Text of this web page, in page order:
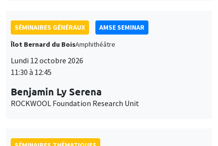
SÉMINAIRES GÉNÉRAUX
AMSE SEMINAR
Îlot Bernard du Bois
Amphithéâtre
Lundi 12 octobre 2026
11:30 à 12:45
Benjamin Ly Serena
ROCKWOOL Foundation Research Unit
SÉMINAIRES THÉMATIQUES